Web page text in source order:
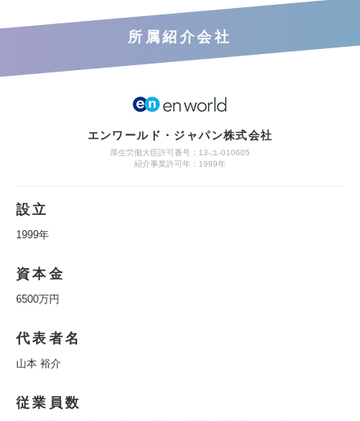
所属紹介会社
エンワールド・ジャパン株式会社
厚生労働大臣許可番号：13-ユ-010605
紹介事業許可年：1999年
設立
1999年
資本金
6500万円
代表者名
山本 裕介
従業員数